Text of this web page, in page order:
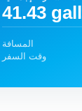
41.43
المسافة
وقت السفر